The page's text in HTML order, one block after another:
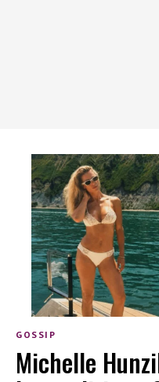
GOSSIP
Michelle